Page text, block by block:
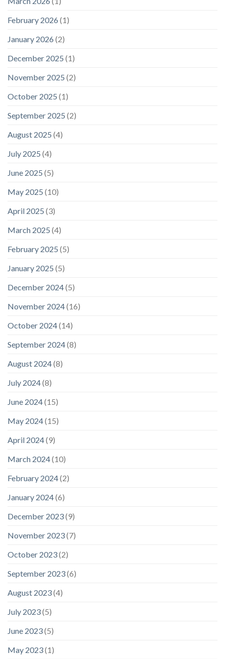
February 2026 (1)
January 2026 (2)
December 2025 (1)
November 2025 (2)
October 2025 (1)
September 2025 (2)
August 2025 (4)
July 2025 (4)
June 2025 (5)
May 2025 (10)
April 2025 (3)
March 2025 (4)
February 2025 (5)
January 2025 (5)
December 2024(5)
November 2024(16)
October 2024(14)
September 2024(8)
August 2024(8)
July 2024(8)
June 2024(15)
May 2024(15)
April 2024(9)
March 2024(10)
February 2024(2)
January 2024(6)
December 2023(9)
November 2023(7)
October 2023(2)
September 2023(6)
August 2023(4)
July 2023(5)
June 2023(5)
May 2023(1)